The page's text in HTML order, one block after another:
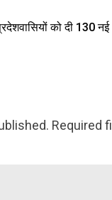
को दी 130 नई
Required